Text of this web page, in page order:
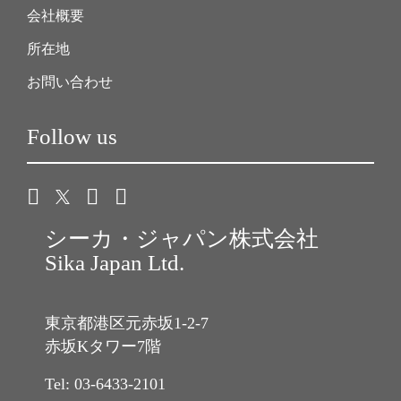
会社概要
所在地
お問い合わせ
Follow us
シーカ・ジャパン株式会社
Sika Japan Ltd.
東京都港区元赤坂1-2-7
赤坂Kタワー7階
Tel: 03-6433-2101